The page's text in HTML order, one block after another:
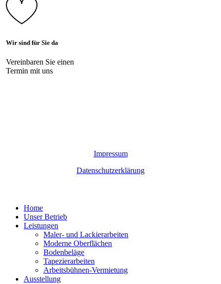
Wir sind für Sie da
Vereinbaren Sie einen
Termin mit uns
Impressum
Datenschutzerklärung
Close
Menu
Home
Unser Betrieb
Leistungen
Maler- und Lackierarbeiten
Moderne Oberflächen
Bodenbeläge
Tapezierarbeiten
Arbeitsbühnen-Vermietung
Ausstellung